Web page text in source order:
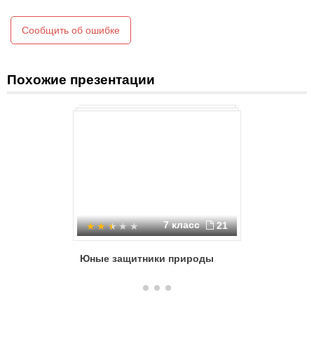
Сообщить об ошибке
Похожие презентации
7 класс 21
Юные защитники природы